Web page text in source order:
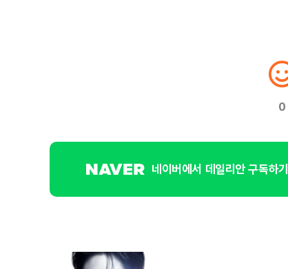
0
네이버에서 데일리안 구독하기